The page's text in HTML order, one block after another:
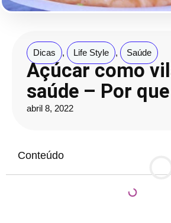
Dicas , Life Style , Saúde
Açúcar como
saúde – Por
abril 8, 2022
Conteúdo